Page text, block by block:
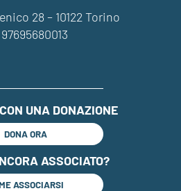
28 – 10122 Torino
UNA DONAZIONE
DONA ORA
ASSOCIATO?
ASSOCIARSI